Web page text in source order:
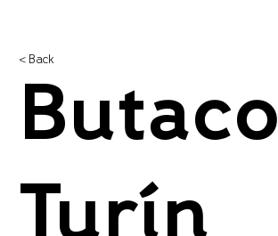
< Back
Butaco
Turín